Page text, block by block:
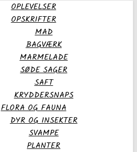
OPLEVELSER
OPSKRIFTER
MAD
BAGVÆRK
MARMELADE
SØDE SAGER
SAFT
KRYDDERSNAPS
FLORA OG FAUNA
DYR OG INSEKTER
SVAMPE
PLANTER